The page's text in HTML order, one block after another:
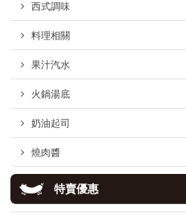
西式調味
料理相關
果汁汽水
火鍋湯底
奶油起司
燒肉醬
特賣優惠